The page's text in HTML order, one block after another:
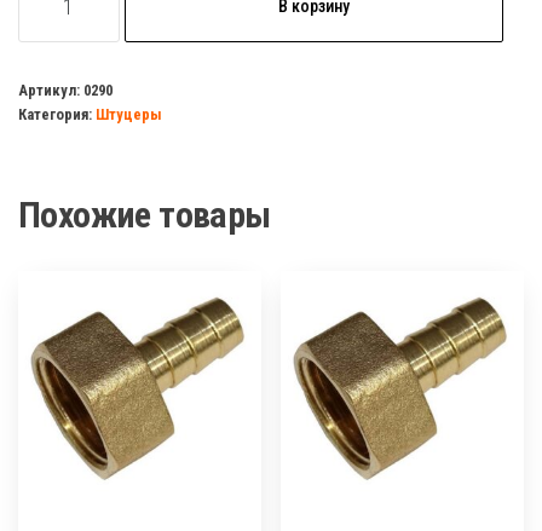
товара
1/2ш
х20мм
В корзину
Артикул: 0290
Категория: Штуцеры
Похожие товары